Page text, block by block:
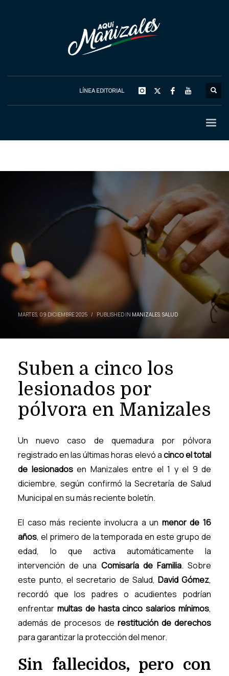
LÍNEA EDITORIAL
MARTES, 09 DICIEMBRE 2025 / PUBLISHED IN MANIZALES, SALUD
Suben a cinco los
lesionados por
pólvora en Manizales
Un nuevo caso de quemadura por pólvora
registrado en las últimas horas elevó acinco el total
de lesionadosen Manizales entre el 1 y el 9 de
diciembre, según confirmó la Secretaría de Salud
Municipal en su más reciente boletín.
El caso más reciente involucra a un menor de 16
años, el primero de la temporada en este grupo de
edad, lo que activa automáticamente la
intervención de una Comisaría de Familia. Sobre
este punto, el secretario de Salud, David Gómez,
recordó que los padres o acudientes podrían
enfrentar multas de hasta cinco salarios mínimos,
además de procesos de restitución de derechos
para garantizar la protección del menor.
Sin fallecidos, pero con